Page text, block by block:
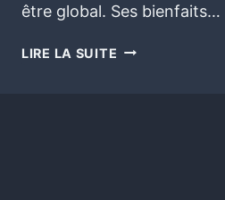
être global. Ses bienfaits…
LIRE LA SUITE